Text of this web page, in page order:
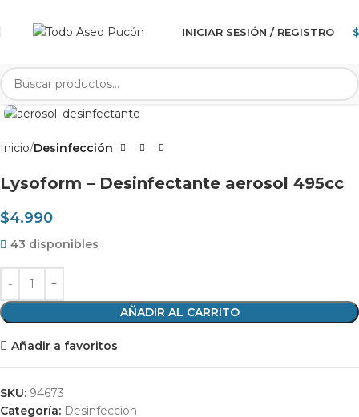
INICIAR SESIÓN / REGISTRO $
Clic para agrandar
Inicio Desinfección
Lysoform – Desinfectante aerosol 495cc
$4.990
43 disponibles
AÑADIR AL CARRITO
Añadir a favoritos
SKU: 94673
Categoría: Desinfección